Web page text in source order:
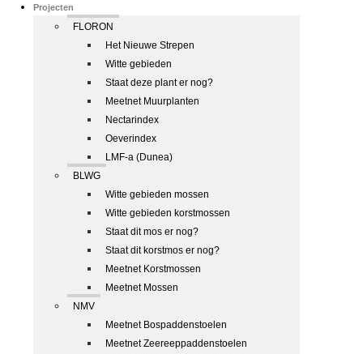
Projecten
FLORON
Het Nieuwe Strepen
Witte gebieden
Staat deze plant er nog?
Meetnet Muurplanten
Nectarindex
Oeverindex
LMF-a (Dunea)
BLWG
Witte gebieden mossen
Witte gebieden korstmossen
Staat dit mos er nog?
Staat dit korstmos er nog?
Meetnet Korstmossen
Meetnet Mossen
NMV
Meetnet Bospaddenstoelen
Meetnet Zeereeppaddenstoelen